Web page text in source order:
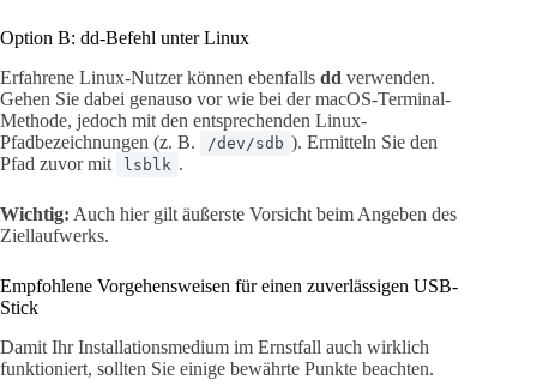
Option B: dd-Befehl unter Linux
Erfahrene Linux-Nutzer können ebenfalls dd verwenden.
Gehen Sie dabei genauso vor wie bei der macOS-Terminal-
Methode, jedoch mit den entsprechenden Linux-
Pfadbezeichnungen (z. B.
/dev/sdb ). Ermitteln Sie den
Pfad zuvor mit
lsblk .
Wichtig: Auch hier gilt äußerste Vorsicht beim Angeben des
Ziellaufwerks.
Empfohlene Vorgehensweisen für einen zuverlässigen USB-
Stick
Damit Ihr Installationsmedium im Ernstfall auch wirklich
funktioniert, sollten Sie einige bewährte Punkte beachten.